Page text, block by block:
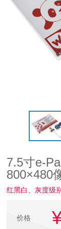
7.5寸e-
800×480
红黑白、灰度级
价格